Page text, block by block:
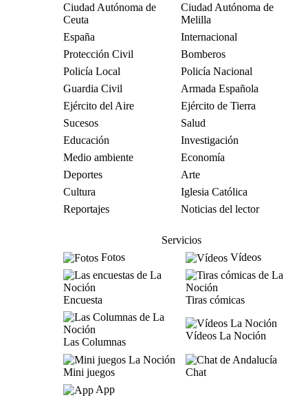
Ciudad Autónoma de
Ceuta
Ciudad Autónoma de
Melilla
España
Internacional
Protección Civil
Bomberos
Policía Local
Policía Nacional
Guardia Civil
Armada Española
Ejército del Aire
Ejército de Tierra
Sucesos
Salud
Educación
Investigación
Medio ambiente
Economía
Deportes
Arte
Cultura
Iglesia Católica
Reportajes
Noticias del lector
Servicios
Fotos
Vídeos
Encuesta Tiras cómicas
Las Columnas
Vídeos La Noción
Mini juegos
Chat
App